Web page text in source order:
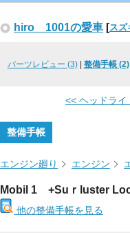
hiro 1001の愛車 [スズ
パーツレビュー (3)| 整備手帳 (2)|
<< ヘッドライ
整備手帳
エンジン廻り エンジン
Mobil 1 +Suｒluster
他の整備手帳を見る